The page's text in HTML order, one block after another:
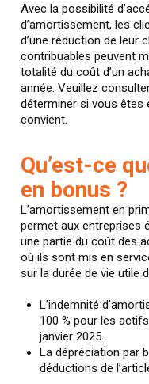
Avec la possibilité
d’amortissement, les
d’une réduction de leur
contribuables peuvent
totalité du coût d’un
année. Veuillez
déterminer si vous êtes
convient.
Qu’est-ce
en bonus ?
L’amortissement en
permet aux entreprises
une partie du coût des
où ils sont mis en
sur la durée de vie utile
L’indemnité
100 % pour les
janvier 2025.
La dépréciation par
déductions de